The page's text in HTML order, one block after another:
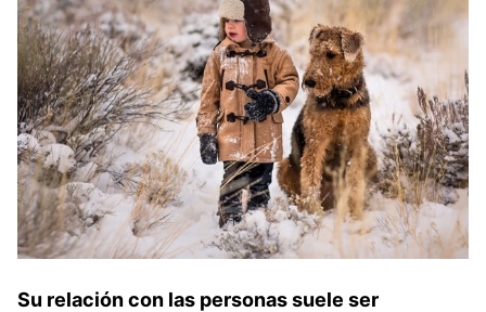
Su relación con las personas suele ser